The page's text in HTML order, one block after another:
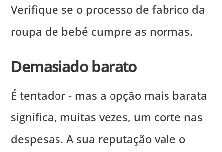
Verifique se o processo de fabrico da
roupa de bebé cumpre as normas.
Demasiado barato
É tentador - mas a opção mais barata
significa, muitas vezes, um corte nas
despesas. A sua reputação vale o